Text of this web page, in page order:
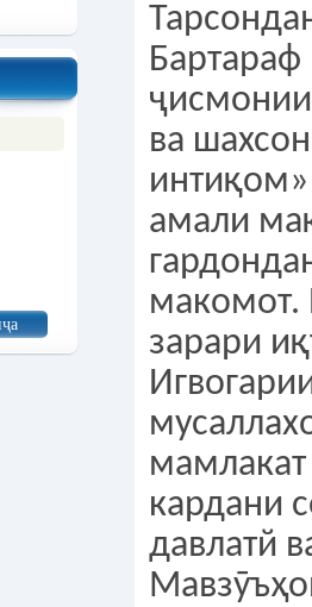
ва
амали
макомот.
зарари
мамлакат
кардани
давлатй